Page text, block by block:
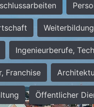
Ingenieurberufe,
Franchise
Öffentlicher